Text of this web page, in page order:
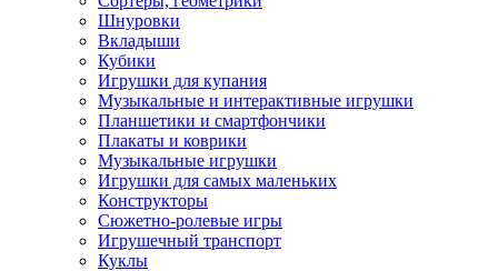
Шнуровки
Вкладыши
Кубики
Игрушки для купания
Музыкальные и интерактивные игрушки
Планшетики и смартфончики
Плакаты и коврики
Музыкальные игрушки
Игрушки для самых маленьких
Конструкторы
Сюжетно-ролевые игры
Игрушечный транспорт
Куклы